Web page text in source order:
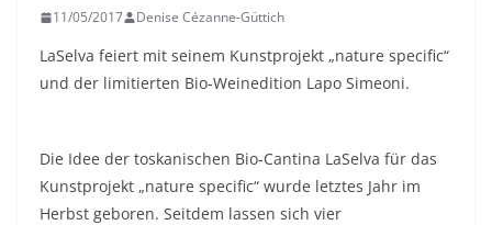
11/05/2017 Denise Cézanne-Güttich
LaSelva feiert mit seinem Kunstprojekt „nature specific“
und der limitierten Bio-Weinedition Lapo Simeoni.
Die Idee der toskanischen Bio-Cantina LaSelva für das
Kunstprojekt „nature specific“ wurde letztes Jahr im
Herbst geboren. Seitdem lassen sich vier